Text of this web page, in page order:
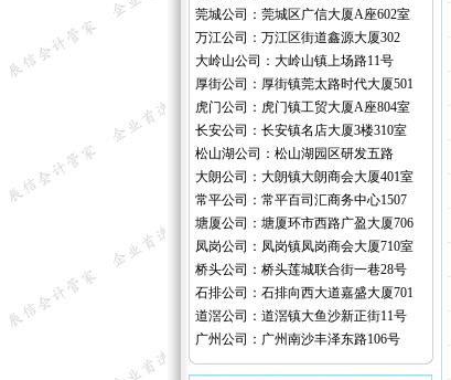
莞城公司：莞城区广信大厦A座602室
万江公司：万江区街道鑫源大厦302
大岭山公司：大岭山镇上场路11号
厚街公司：厚街镇莞太路时代大厦501
虎门公司：虎门镇工贸大厦A座804室
长安公司：长安镇名店大厦3楼310室
松山湖公司：松山湖园区研发五路
大朗公司：大朗镇大朗商会大厦401室
常平公司：常平百司汇商务中心1507
塘厦公司：塘厦环市西路广盈大厦706
凤岗公司：凤岗镇凤岗商会大厦710室
桥头公司：桥头莲城联合街一巷28号
石排公司：石排向西大道嘉盛大厦701
道滘公司：道滘镇大鱼沙新正街11号
广州公司：广州南沙丰泽东路106号